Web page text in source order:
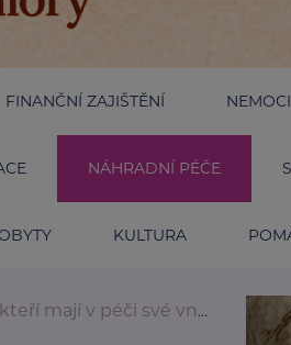
FINANČNÍ ZAJIŠTĚNÍ
NÁHRADNÍ PÉČE
KULTURA
žádný reparát z rodičovských dovedností – 2. díl